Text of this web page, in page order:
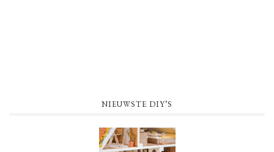
NIEUWSTE DIY’S